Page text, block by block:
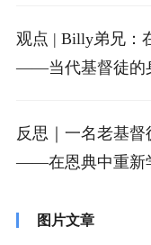
观点 | Billy弟兄：
——当代基督徒的
反思｜一名老基
——在恩典中重新
图片文章